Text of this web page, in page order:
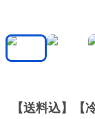
【送料込】【